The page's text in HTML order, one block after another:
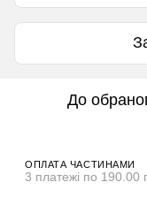
До
ОПЛАТА ЧАСТИНАМИ
3 платежі по 190.00